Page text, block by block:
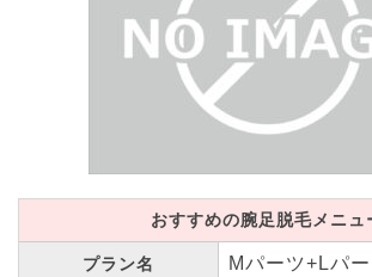
おすすめの腕足脱毛メニュ
プラン名 Mパーツ+Lパ